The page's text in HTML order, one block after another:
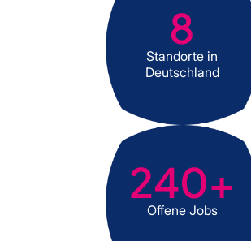
Standorte in
Deutschland
8
Offene Jobs
240+